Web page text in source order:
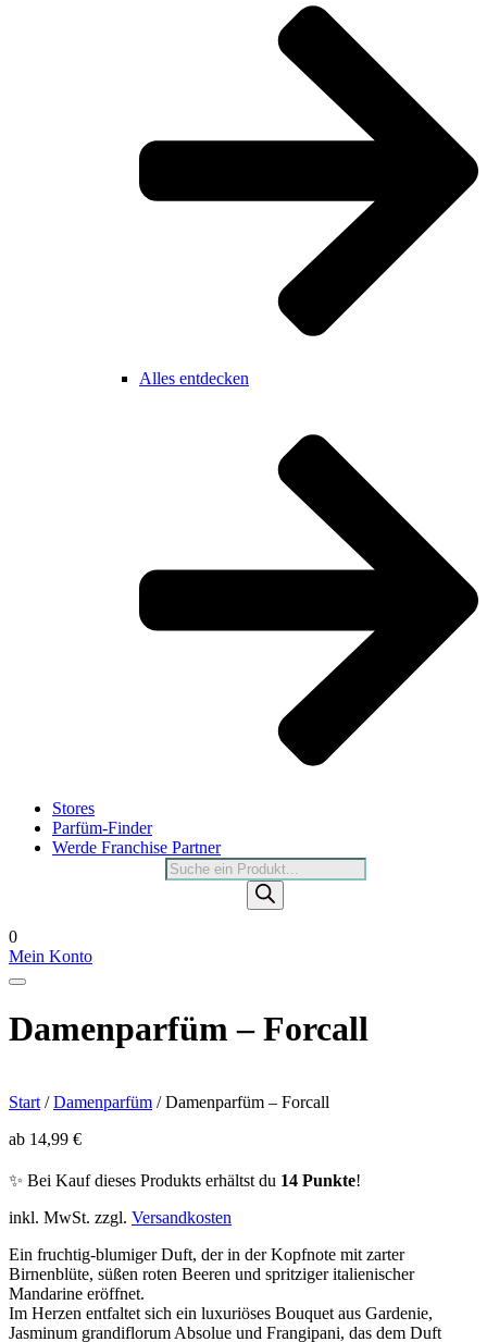
Alles entdecken
Stores
Parfüm-Finder
Werde Franchise Partner
Products
search
0
Mein Konto
Damenparfüm – Forcall
Start /Damenparfüm / Damenparfüm – Forcall
ab 14,99 €
✨ Bei Kauf dieses Produkts erhältst du 14 Punkte!
inkl. MwSt. zzgl. Versandkosten
Ein fruchtig-blumiger Duft, der in der Kopfnote mit zarter
Birnenblüte, süßen roten Beeren und spritziger italienischer
Mandarine eröffnet.
Im Herzen entfaltet sich ein luxuriöses Bouquet aus Gardenie,
Jasminum grandiflorum Absolue und Frangipani, das dem Duft